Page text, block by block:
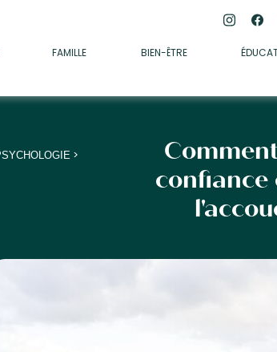
FAMILLE BIEN-ÊTRE
• SOMMEIL
• MÉDECINE DOUCE
• PSYCHOLOGIE
>
confiance